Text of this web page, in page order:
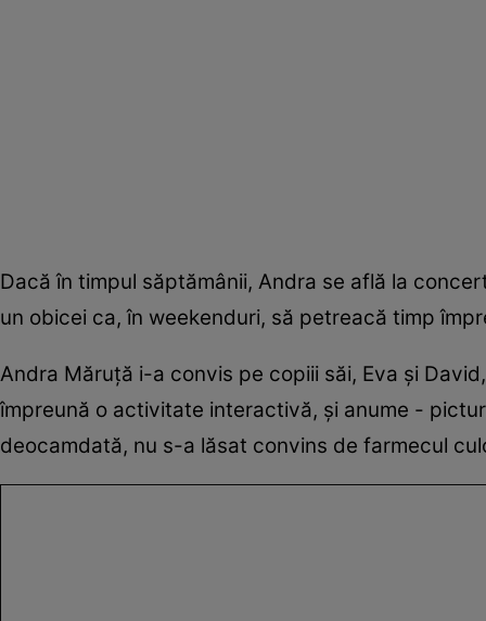
Dacă în timpul săptămânii, Andra se află la
un obicei ca, în weekenduri, să petreacă timp
Andra Măruță i-a convis pe copiii săi, Eva și
împreună o activitate interactivă, și anume -
deocamdată, nu s-a lăsat convins de farmecul